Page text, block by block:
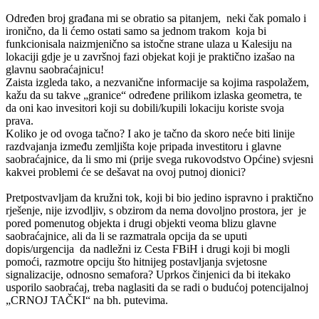
Određen broj građana mi se obratio sa pitanjem, neki čak pomalo i
ironično, da li ćemo ostati samo sa jednom trakom koja bi
funkcionisala naizmjenično sa istočne strane ulaza u Kalesiju na
lokaciji gdje je u završnoj fazi objekat koji je praktično izašao na
glavnu saobraćajnicu!
Zaista izgleda tako, a nezvanične informacije sa kojima raspolažem,
kažu da su takve „granice“ određene prilikom izlaska geometra, te
da oni kao invesitori koji su dobili/kupili lokaciju koriste svoja
prava.
Koliko je od ovoga tačno? I ako je tačno da skoro neće biti linije
razdvajanja između zemljišta koje pripada investitoru i glavne
saobraćajnice, da li smo mi (prije svega rukovodstvo Općine) svjesni
kakvei problemi će se dešavat na ovoj putnoj dionici?
Pretpostvavljam da kružni tok, koji bi bio jedino ispravno i praktično
rješenje, nije izvodljiv, s obzirom da nema dovoljno prostora, jer je
pored pomenutog objekta i drugi objekti veoma blizu glavne
saobraćajnice, ali da li se razmatrala opcija da se uputi
dopis/urgencija da nadležni iz Cesta FBiH i drugi koji bi mogli
pomoći, razmotre opciju što hitnijeg postavljanja svjetosne
signalizacije, odnosno semafora? Uprkos činjenici da bi itekako
usporilo saobraćaj, treba naglasiti da se radi o budućoj potencijalnoj
„CRNOJ TAČKI“ na bh. putevima.